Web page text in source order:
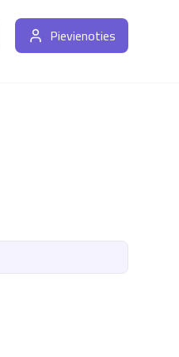
Pievienoties